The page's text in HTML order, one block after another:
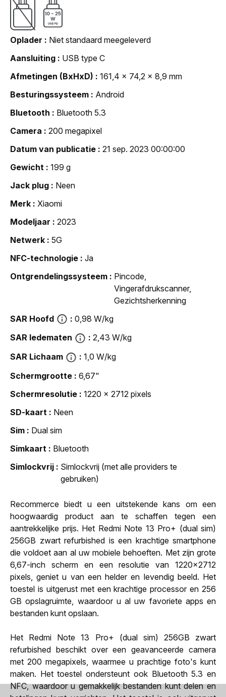
Oplader
Niet standaard meegeleverd
Aansluiting
USB type C
Afmetingen (BxHxD)
161,4 x 74,2 x 8,9 mm
Besturingssysteem
Android
Bluetooth
Bluetooth 5.3
Camera
200 megapixel
Datum van publicatie
21 sep. 2023 00:00:00
Gewicht
199 g
Jack plug
Neen
Merk
Xiaomi
Modeljaar
2023
Netwerk
5G
NFC-technologie
Ja
Ontgrendelingssysteem
Pincode,
Vingerafdrukscanner,
Gezichtsherkenning
SAR Hoofd
0,98 W/kg
SAR ledematen
2,43 W/kg
SAR Lichaam
1,0 W/kg
Schermgrootte
6,67"
Schermresolutie
1220 x 2712 pixels
SD-kaart
Neen
Sim
Dual sim
Simkaart
Bluetooth
Simlockvrij
Simlockvrij (met alle providers te
gebruiken)
Recommerce biedt u een uitstekende kans om een
hoogwaardig product aan te schaffen tegen een
aantrekkelijke prijs. Het Redmi Note 13 Pro+ (dual sim)
256GB zwart refurbished is een krachtige smartphone
die voldoet aan al uw mobiele behoeften. Met zijn grote
6,67-inch scherm en een resolutie van 1220x2712
pixels, geniet u van een helder en levendig beeld. Het
toestel is uitgerust met een krachtige processor en 256
GB opslagruimte, waardoor u al uw favoriete apps en
bestanden kunt opslaan.
Het Redmi Note 13 Pro+ (dual sim) 256GB zwart
refurbished beschikt over een geavanceerde camera
met 200 megapixels, waarmee u prachtige foto's kunt
maken. Het toestel ondersteunt ook Bluetooth 5.3 en
NFC, waardoor u gemakkelijk bestanden kunt delen en